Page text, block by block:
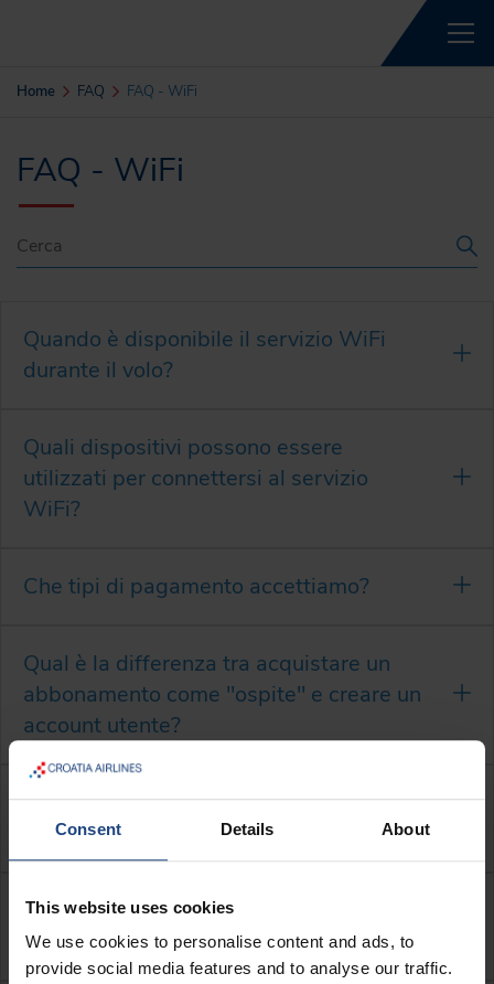
Consent Details About
This website uses cookies
We use cookies to personalise content and ads, to
provide social media features and to analyse our traffic.
Home FAQ FAQ - WiFi
FAQ - WiFi
Quando è disponibile il servizio WiFi
durante il volo?
Quali dispositivi possono essere
utilizzati per connettersi al servizio
WiFi?
Che tipi di pagamento accettiamo?
Qual è la differenza tra acquistare un
abbonamento come "ospite" e creare un
account utente?
È possibile accedere al servizio WiFi da
due dispositivi contemporaneamente?
Come si può ottenere una copia della
fattura?